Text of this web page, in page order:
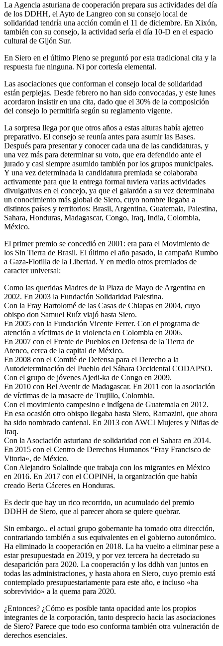
La Agencia asturiana de cooperación prepara sus actividades del día
de los DDHH, el Ayto de Langreo con su consejo local de
solidaridad tendría una acción común el 11 de diciembre. En Xixón,
también con su consejo, la actividad sería el día 10-D en el espacio
cultural de Gijón Sur.
En Siero en el último Pleno se preguntó por esta tradicional cita y la
respuesta fue ninguna. Ni por cortesía elemental.
Las asociaciones que conforman el consejo local de solidaridad
están perplejas. Desde febrero no han sido convocadas, y este lunes
acordaron insistir en una cita, dado que el 30% de la composición
del consejo lo permitiría según su reglamento vigente.
La sorpresa llega por que otros años a estas alturas había ajetreo
preparativo. El consejo se reunía antes para asumir las Bases.
Después para presentar y conocer cada una de las candidaturas, y
una vez más para determinar su voto, que era defendido ante el
jurado y casi siempre asumido también por los grupos municipales.
Y una vez determinada la candidatura premiada se colaboraba
activamente para que la entrega formal tuviera varias actividades
divulgativas en el concejo, ya que el galardón a su vez determinaba
un conocimiento más global de Siero, cuyo nombre llegaba a
distintos países y territorios: Brasil, Argentina, Guatemala, Palestina,
Sahara, Honduras, Madagascar, Congo, Iraq, India, Colombia,
México.
El primer premio se concedió en 2001: era para el Movimiento de
los Sin Tierra de Brasil. El último el año pasado, la campaña Rumbo
a Gaza-Flotilla de la Libertad. Y en medio otros premiados de
caracter universal:
Como las queridas Madres de la Plaza de Mayo de Argentina en
2002. En 2003 la Fundación Solidaridad Palestina.
Con la Fray Bartolomé de las Casas de Chiapas en 2004, cuyo
obispo don Samuel Ruíz viajó hasta Siero.
En 2005 con la Fundación Vicente Ferrer. Con el programa de
atención a víctimas de la violencia en Colombia en 2006.
En 2007 con el Frente de Pueblos en Defensa de la Tierra de
Atenco, cerca de la capital de México.
En 2008 con el Comité de Defensa para el Derecho a la
Autodeterminación del Pueblo del Sáhara Occidental CODAPSO.
Con el grupo de jóvenes Ajedi-ka de Congo en 2009.
En 2010 con Bel Avenir de Madagascar. En 2011 con la asociación
de víctimas de la masacre de Trujillo, Colombia.
Con el movimiento campesino e indígena de Guatemala en 2012.
En esa ocasión otro obispo llegaba hasta Siero, Ramazini, que ahora
ha sido nombrado cardenal. En 2013 con AWCI Mujeres y Niñas de
Iraq.
Con la Asociación asturiana de solidaridad con el Sahara en 2014.
En 2015 con el Centro de Derechos Humanos “Fray Francisco de
Vitoria», de México.
Con Alejandro Solalinde que trabaja con los migrantes en México
en 2016. En 2017 con el COPINH, la organización que había
creado Berta Cáceres en Honduras.
Es decir que hay un rico recorrido, un acumulado del premio
DDHH de Siero, que al parecer ahora se quiere quebrar.
Sin embargo.. el actual grupo gobernante ha tomado otra dirección,
contrariando también a sus equivalentes en el gobierno autonómico.
Ha eliminado la cooperación en 2018. La ha vuelto a eliminar pese a
estar presupuestada en 2019, y por vez tercera ha decretado su
desaparición para 2020. La cooperación y los ddhh van juntos en
todas las administraciones, y hasta ahora en Siero, cuyo premio está
contemplado presupuestariamente para este año, e incluso «ha
sobrevivido» a la quema para 2020.
¿Entonces? ¿Cómo es posible tanta opacidad ante los propios
integrantes de la corporación, tanto desprecio hacia las asociaciones
de Siero? Parece que todo eso conforma también otra vulneración de
derechos esenciales.